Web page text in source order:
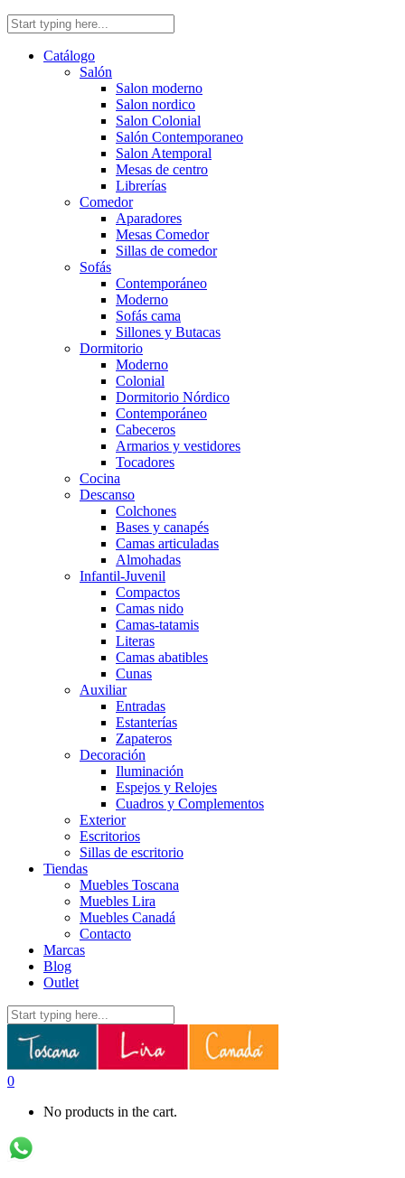
Catálogo
Salón
Salon moderno
Salon nordico
Salon Colonial
Salón Contemporaneo
Salon Atemporal
Mesas de centro
Librerías
Comedor
Aparadores
Mesas Comedor
Sillas de comedor
Sofás
Contemporáneo
Moderno
Sofás cama
Sillones y Butacas
Dormitorio
Moderno
Colonial
Dormitorio Nórdico
Contemporáneo
Cabeceros
Armarios y vestidores
Tocadores
Cocina
Descanso
Colchones
Bases y canapés
Camas articuladas
Almohadas
Infantil-Juvenil
Compactos
Camas nido
Camas-tatamis
Literas
Camas abatibles
Cunas
Auxiliar
Entradas
Estanterías
Zapateros
Decoración
Iluminación
Espejos y Relojes
Cuadros y Complementos
Exterior
Escritorios
Sillas de escritorio
Tiendas
Muebles Toscana
Muebles Lira
Muebles Canadá
Contacto
Marcas
Blog
Outlet
0
No products in the cart.